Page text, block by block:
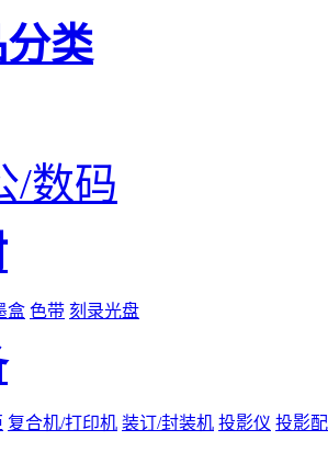
类
/数码
盒 色带 刻录光盘
复合机/打印机 装订/封装机 投影仪 投影